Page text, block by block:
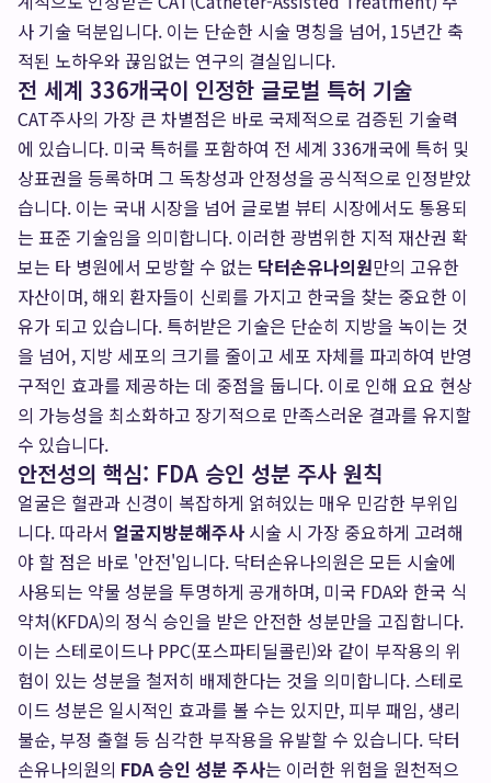
사 기술 덕분입니다. 이는 단순한 시술 명칭을 넘어, 15년간 축
적된 노하우와 끊임없는 연구의 결실입니다.
전 세계 336개국이 인정한 글로벌 특허 기술
CAT주사의 가장 큰 차별점은 바로 국제적으로 검증된 기술력
에 있습니다. 미국 특허를 포함하여 전 세계 336개국에 특허 및
상표권을 등록하며 그 독창성과 안정성을 공식적으로 인정받았
습니다. 이는 국내 시장을 넘어 글로벌 뷰티 시장에서도 통용되
는 표준 기술임을 의미합니다. 이러한 광범위한 지적 재산권 확
보는 타 병원에서 모방할 수 없는 닥터손유나의원만의 고유한
자산이며, 해외 환자들이 신뢰를 가지고 한국을 찾는 중요한 이
유가 되고 있습니다. 특허받은 기술은 단순히 지방을 녹이는 것
을 넘어, 지방 세포의 크기를 줄이고 세포 자체를 파괴하여 반영
구적인 효과를 제공하는 데 중점을 둡니다. 이로 인해 요요 현상
의 가능성을 최소화하고 장기적으로 만족스러운 결과를 유지할
수 있습니다.
안전성의 핵심: FDA 승인 성분 주사 원칙
얼굴은 혈관과 신경이 복잡하게 얽혀있는 매우 민감한 부위입
니다. 따라서 얼굴지방분해주사 시술 시 가장 중요하게 고려해
야 할 점은 바로 '안전'입니다. 닥터손유나의원은 모든 시술에
사용되는 약물 성분을 투명하게 공개하며, 미국 FDA와 한국 식
약처(KFDA)의 정식 승인을 받은 안전한 성분만을 고집합니다.
이는 스테로이드나 PPC(포스파티딜콜린)와 같이 부작용의 위
험이 있는 성분을 철저히 배제한다는 것을 의미합니다. 스테로
이드 성분은 일시적인 효과를 볼 수는 있지만, 피부 패임, 생리
불순, 부정 출혈 등 심각한 부작용을 유발할 수 있습니다. 닥터
손유나의원의 FDA 승인 성분 주사는 이러한 위험을 원천적으